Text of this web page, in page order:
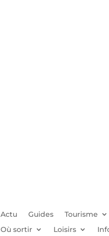
Actu Guides Tourisme
Où sortir
Loisirs